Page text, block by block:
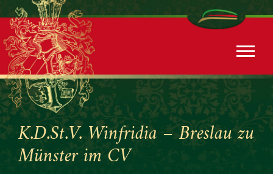
K.D.St.V. Winfridia – Breslau zu
Münster im CV